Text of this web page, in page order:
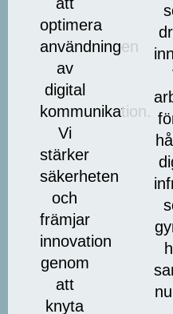
optimera
användningen
av
digital
kommunikation.
Vi
stärker
säkerheten
och
främjar
innovation
genom
att
knyta